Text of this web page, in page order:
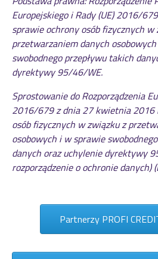
Europejskiego i Rady (UE) 2016/
sprawie ochrony osób fizycznych w
przetwarzaniem danych
swobodnego przepływu takich
dyrektywy 95/46/WE.
Sprostowanie do Rozporządzenia
2016/679 z dnia 27 kwietnia 2016
osób fizycznych w związku z
osobowych i w sprawie
danych oraz uchylenie dyrektywy
rozporządzenie o ochronie danych)
Partnerzy PROFI